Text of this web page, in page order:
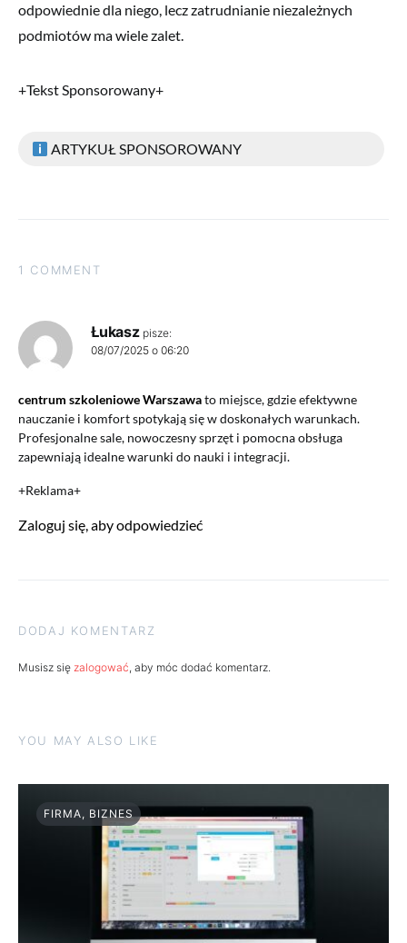
odpowiednie dla niego, lecz zatrudnianie niezależnych
podmiotów ma wiele zalet.
+Tekst Sponsorowany+
ARTYKUŁ SPONSOROWANY
1 COMMENT
Łukasz pisze:
08/07/2025 o 06:20
centrum szkoleniowe Warszawato miejsce, gdzie efektywne
nauczanie i komfort spotykają się w doskonałych warunkach.
Profesjonalne sale, nowoczesny sprzęt i pomocna obsługa
zapewniają idealne warunki do nauki i integracji.
+Reklama+
Zaloguj się, aby odpowiedzieć
DODAJ KOMENTARZ
Musisz się zalogować, aby móc dodać komentarz.
YOU MAY ALSO LIKE
FIRMA, BIZNES